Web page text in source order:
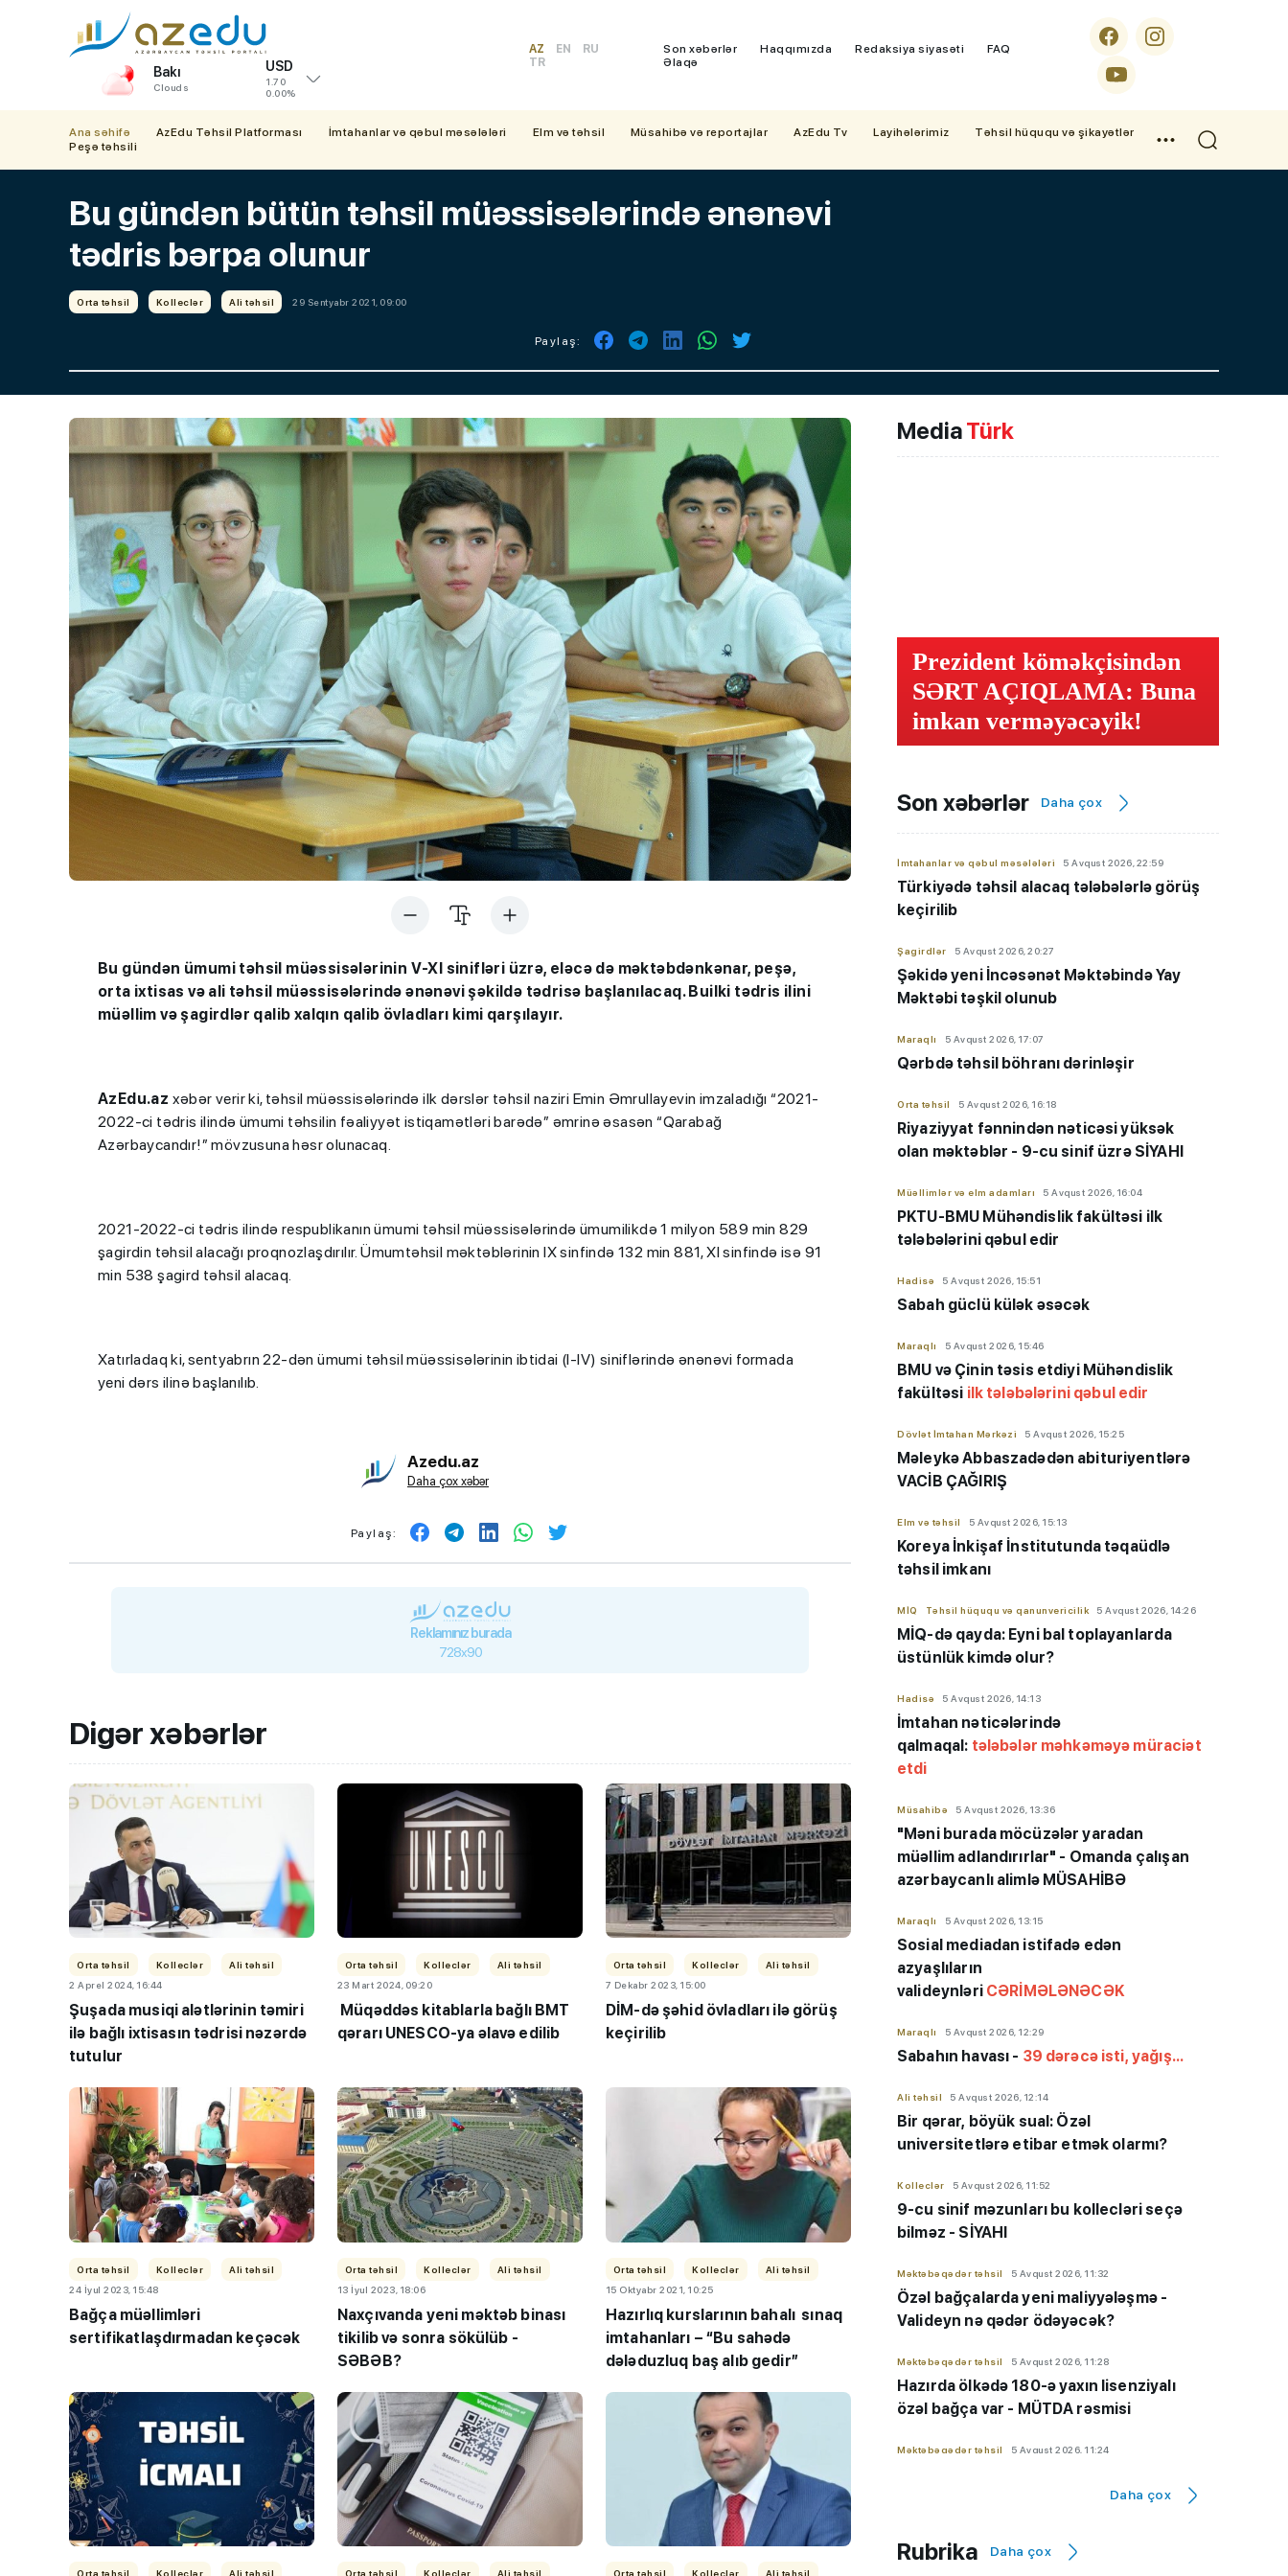
Bakı
Clouds
USD
1.70
0.00%
AZ EN
RU
TR
Son xəbərlər Haqqımızda Redaksiya siyasəti
FAQ
Əlaqə
Ana səhifə AzEdu Təhsil Platforması İmtahanlar və qəbul məsələləri Elm və təhsil Müsahibə və reportajlar AzEdu Tv Layihələrimiz
Təhsil hüququ və şikayətlər
Peşə təhsili
Bu gündən bütün təhsil müəssisələrində ənənəvi
tədris bərpa olunur
Orta təhsil Kolleclər Ali təhsil 29 Sentyabr 2021, 09:00
Paylaş:
Bu gündən ümumi təhsil müəssisələrinin V-XI sinifləri üzrə, eləcə də məktəbdənkənar, peşə,
orta ixtisas və ali təhsil müəssisələrində ənənəvi şəkildə tədrisə başlanılacaq. Builki tədris ilini
müəllim və şagirdlər qalib xalqın qalib övladları kimi qarşılayır.
AzEdu.az xəbər verir ki, təhsil müəssisələrində ilk dərslər təhsil naziri Emin Əmrullayevin imzaladığı “2021-
2022-ci tədris ilində ümumi təhsilin fəaliyyət istiqamətləri barədə” əmrinə əsasən “Qarabağ
Azərbaycandır!” mövzusuna həsr olunacaq.
2021-2022-ci tədris ilində respublikanın ümumi təhsil müəssisələrində ümumilikdə 1 milyon 589 min 829
şagirdin təhsil alacağı proqnozlaşdırılır. Ümumtəhsil məktəblərinin IX sinfində 132 min 881, XI sinfində isə 91
min 538 şagird təhsil alacaq.
Xatırladaq ki, sentyabrın 22-dən ümumi təhsil müəssisələrinin ibtidai (I-IV) siniflərində ənənəvi formada
yeni dərs ilinə başlanılıb.
Azedu.az
Daha çox xəbər
Paylaş:
Reklamınız burada
728x90
Digər xəbərlər
Orta təhsil Kolleclər
Ali təhsil
2 Aprel 2024, 16:44
Şuşada musiqi alətlərinin təmiri
ilə bağlı ixtisasın tədrisi nəzərdə
tutulur
Orta təhsil Kolleclər
Ali təhsil
23 Mart 2024, 09:20
Müqəddəs kitablarla bağlı BMT
qərarı UNESCO-ya əlavə edilib
Orta təhsil Kolleclər
Ali təhsil
7 Dekabr 2023, 15:00
DİM-də şəhid övladları ilə görüş
keçirilib
Orta təhsil Kolleclər
Ali təhsil
24 İyul 2023, 15:48
Bağça müəllimləri
sertifikatlaşdırmadan keçəcək
Orta təhsil Kolleclər
Ali təhsil
13 İyul 2023, 18:06
Naxçıvanda yeni məktəb binası
tikilib və sonra sökülüb -
SƏBƏB?
Orta təhsil Kolleclər
Ali təhsil
15 Oktyabr 2021, 10:25
Hazırlıq kurslarının bahalı sınaq
imtahanları – “Bu sahədə
dələduzluq baş alıb gedir”
Orta təhsil Kolleclər
Ali təhsil
Orta təhsil Kolleclər
Ali təhsil
Orta təhsil Kolleclər
Ali təhsil
MediaTürk
Prezident köməkçisindən
SƏRT AÇIQLAMA: Buna
imkan verməyəcəyik!
Son xəbərlər Daha çox
İmtahanlar və qəbul məsələləri 5 Avqust 2026, 22:59
Türkiyədə təhsil alacaq tələbələrlə görüş
keçirilib
Şagirdlər 5 Avqust 2026, 20:27
Şəkidə yeni İncəsənət Məktəbində Yay
Məktəbi təşkil olunub
Maraqlı 5 Avqust 2026, 17:07
Qərbdə təhsil böhranı dərinləşir
Orta təhsil 5 Avqust 2026, 16:18
Riyaziyyat fənnindən nəticəsi yüksək
olan məktəblər - 9-cu sinif üzrə SİYAHI
Müəllimlər və elm adamları 5 Avqust 2026, 16:04
PKTU-BMU Mühəndislik fakültəsi ilk
tələbələrini qəbul edir
Hadisə 5 Avqust 2026, 15:51
Sabah güclü külək əsəcək
Maraqlı 5 Avqust 2026, 15:46
BMU və Çinin təsis etdiyi Mühəndislik
fakültəsi ilk tələbələrini qəbul edir
Dövlət İmtahan Mərkəzi 5 Avqust 2026, 15:25
Məleykə Abbaszadədən abituriyentlərə
VACİB ÇAĞIRIŞ
Elm və təhsil 5 Avqust 2026, 15:13
Koreya İnkişaf İnstitutunda təqaüdlə
təhsil imkanı
MİQ Təhsil hüququ və qanunvericilik 5 Avqust 2026, 14:26
MİQ-də qayda: Eyni bal toplayanlarda
üstünlük kimdə olur?
Hadisə 5 Avqust 2026, 14:13
İmtahan nəticələrində
qalmaqal: tələbələr məhkəməyə müraciət
etdi
Müsahibə 5 Avqust 2026, 13:36
"Məni burada möcüzələr yaradan
müəllim adlandırırlar" - Omanda çalışan
azərbaycanlı alimlə MÜSAHİBƏ
Maraqlı 5 Avqust 2026, 13:15
Sosial mediadan istifadə edən
azyaşlıların
valideynləri CƏRİMƏLƏNƏCƏK
Maraqlı 5 Avqust 2026, 12:29
Sabahın havası - 39 dərəcə isti, yağış...
Ali təhsil 5 Avqust 2026, 12:14
Bir qərar, böyük sual: Özəl
universitetlərə etibar etmək olarmı?
Kolleclər 5 Avqust 2026, 11:52
9-cu sinif məzunları bu kollecləri seçə
bilməz - SİYAHI
Məktəbəqədər təhsil 5 Avqust 2026, 11:32
Özəl bağçalarda yeni maliyyələşmə -
Valideyn nə qədər ödəyəcək?
Məktəbəqədər təhsil 5 Avqust 2026, 11:28
Hazırda ölkədə 180-ə yaxın lisenziyalı
özəl bağça var - MÜTDA rəsmisi
Məktəbəqədər təhsil 5 Avqust 2026, 11:24
maliyyələşməsi aylıq həyata keçiriləcək
8000 uşaq üçün özəl bağça xərclərini
Daha çox
Rubrika Daha çox